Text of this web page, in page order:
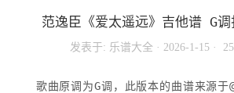
范逸臣《爱太遥远》吉他谱 G
发表于: 乐谱大全 · 2026-1-15 ·
歌曲原调为G调，此版本的曲谱来源于